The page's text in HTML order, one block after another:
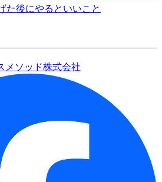
た後にやるといいこと
メソッド株式会社